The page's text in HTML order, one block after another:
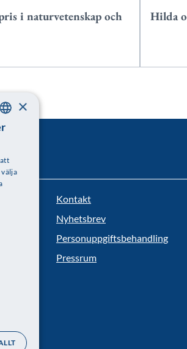
i naturvetenskap och
Hilda
Kontakt
Nyhetsbrev
Personuppgiftsbehandling
Pressrum
SWEDISH
×